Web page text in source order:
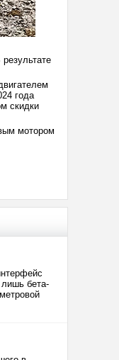
года
скидки
мотором
бета-